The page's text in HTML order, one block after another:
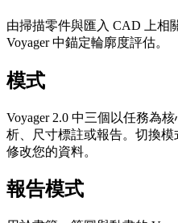
由掃描零件與匯入 CAD 上相
Voyager 中錨定輪廓度評估。
模式
Voyager 2.0 中三個以任務為
析、尺寸標註或報告。切換
修改您的資料。
報告模式